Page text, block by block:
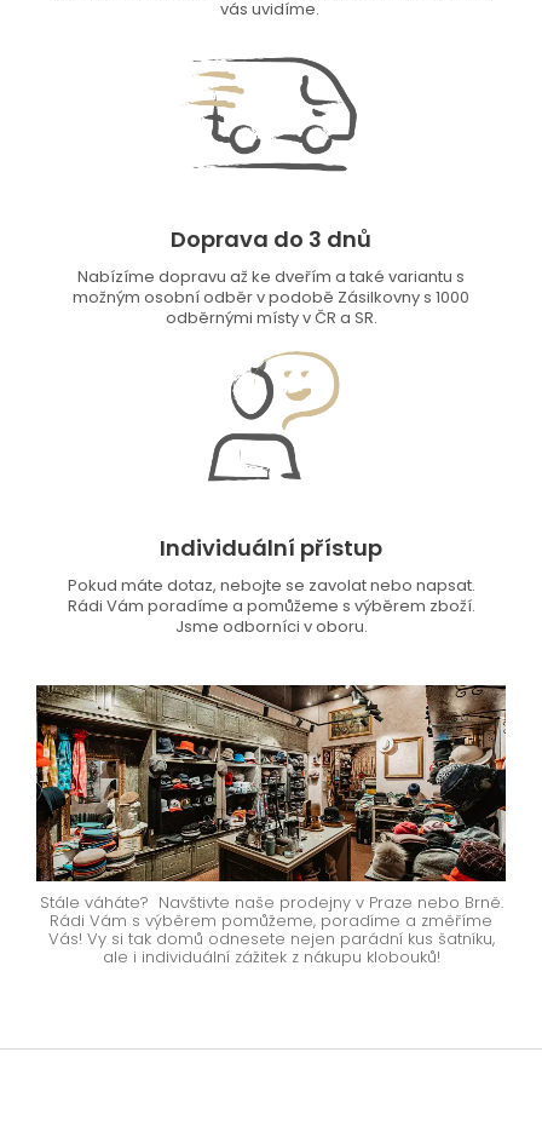
vás uvidíme.
Doprava do 3 dnů
Nabízíme dopravu až ke dveřím a také variantu s
možným osobní odběr v podobě Zásilkovny s 1000
odběrnými místy v ČR a SR.
Individuální přístup
Pokud máte dotaz, nebojte se zavolat nebo napsat.
Rádi Vám poradíme a pomůžeme s výběrem zboží.
Jsme odborníci v oboru.
Stále váháte? Navštivte naše prodejny v Praze nebo Brně.
Rádi Vám s výběrem pomůžeme, poradíme a změříme
Vás! Vy si tak domů odnesete nejen parádní kus šatníku,
ale i individuální zážitek z nákupu klobouků!
Z